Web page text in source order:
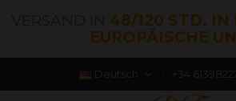
48/120 STD. IN
EUROPÄISCHE
Deutsch +34